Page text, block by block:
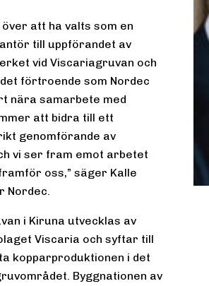
över att ha valts som en
till uppförandet av
vid Viscariagruvan och
förtroende som Nordec
nära samarbete med
att bidra till ett
genomförande av
vi ser fram emot arbetet
oss,” säger Kalle
Nordec.
i Kiruna utvecklas av
Viscaria och syftar till
kopparproduktionen i det
Byggnationen av